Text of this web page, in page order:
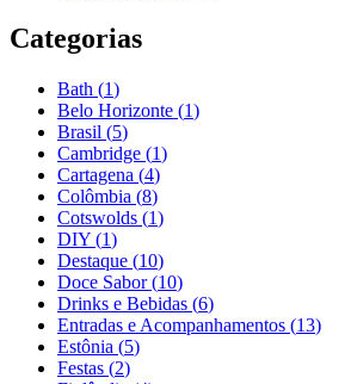
Categorias
Bath (1)
Belo Horizonte (1)
Brasil (5)
Cambridge (1)
Cartagena (4)
Colômbia (8)
Cotswolds (1)
DIY (1)
Destaque (10)
Doce Sabor (10)
Drinks e Bebidas (6)
Entradas e Acompanhamentos (13)
Estônia (5)
Festas (2)